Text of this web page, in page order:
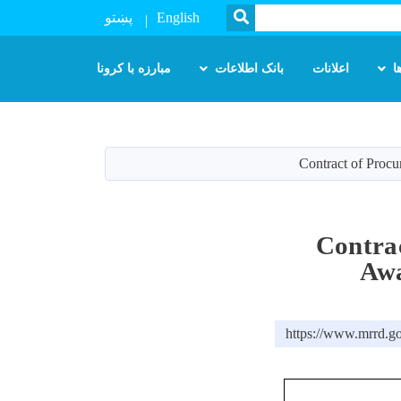
SEARCH
English پښتو
اعلانات بانک اطلاعات مبارزه با کرونا
Contract of
https://